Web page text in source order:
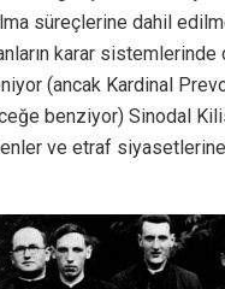
süreçlerine dahil
karar sistemlerinde
(ancak Kardinal
benziyor) Sinodal
ve etraf